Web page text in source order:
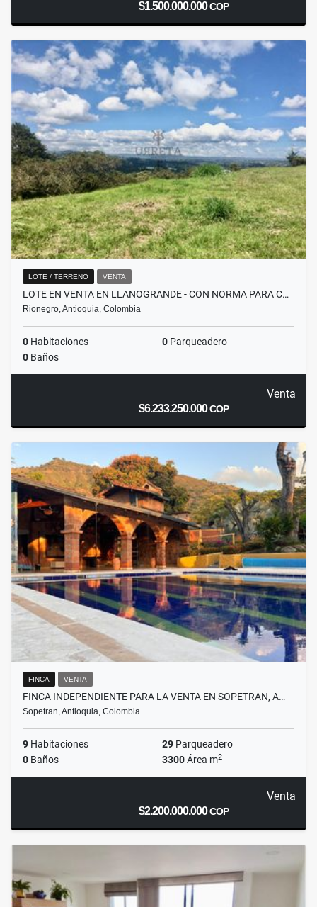
$1.500.000.000COP
LOTE / TERRENO VENTA
LOTE EN VENTA EN LLANOGRANDE - CON NORMA PARA C…
Rionegro, Antioquia, Colombia
0 Habitaciones 0 Parqueadero
0 Baños
Venta
$6.233.250.000COP
FINCA VENTA
FINCA INDEPENDIENTE PARA LA VENTA EN SOPETRAN, A…
Sopetran, Antioquia, Colombia
9 Habitaciones 29 Parqueadero
0 Baños 3300Área m2
Venta
$2.200.000.000COP